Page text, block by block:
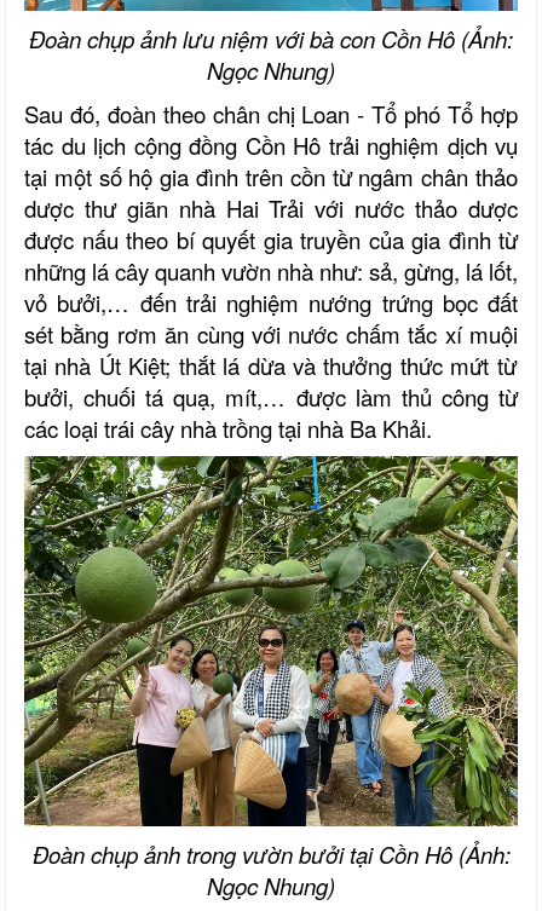
Đoàn chụp ảnh lưu niệm với bà con Cồn Hô (Ảnh:
Ngọc Nhung)
Sau đó, đoàn theo chân chị Loan - Tổ phó Tổ hợp
tác du lịch cộng đồng Cồn Hô trải nghiệm dịch vụ
tại một số hộ gia đình trên cồn từ ngâm chân thảo
dược thư giãn nhà Hai Trảivới nước thảo dược
được nấu theo bí quyết gia truyền của gia đình từ
những lá cây quanh vườn nhà như: sả, gừng, lá lốt,
vỏ bưởi,… đến trải nghiệm nướng trứng bọc đất
sét bằng rơm ăn cùng với nước chấm tắc xí muội
tại nhà Út Kiệt; thắt lá dừa và thưởng thức mứt từ
bưởi, chuối tá quạ, mít,… được làm thủ công từ
các loại trái cây nhà trồng tại nhà Ba Khải.
Đoàn chụp ảnh trong vườn bưởi tại Cồn Hô (Ảnh:
Ngọc Nhung)